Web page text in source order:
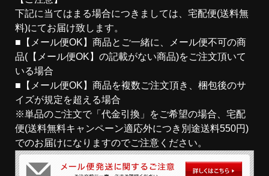
下記に当てはまる場合につきましては、 宅配便(送料無
料)にてお届け致します。
■【メール便OK】商品とご一緒に、メール便不可の商
品(【メール便OK】の記載がない商品)をご注文頂いて
いる場合
■【メール便OK】商品を複数ご注文頂き、梱包後のサ
イズが規定を超える場合
※単品のご注文で「代金引換」をご希望の場合、宅配
便(送料無料キャンペーン適応外につき 別途送料550円)
でのお届けになりますのでご注意ください。